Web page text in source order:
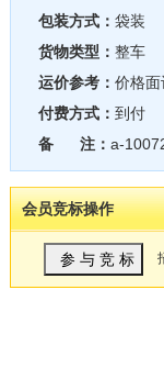
包装方式： 袋装
货物类型： 整车
运价参考： 价格面
付费方式： 到付
备 注： a-
会员竞标操作